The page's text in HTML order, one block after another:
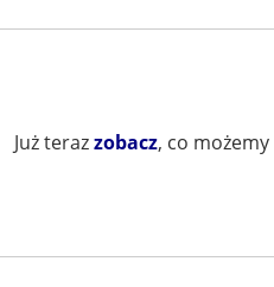
Już terazzobacz, co